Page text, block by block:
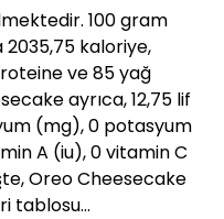
100 gram
kaloriye,
ve 85 yağ
ayrıca, 12,75 lif
(mg), 0 potasyum
A (iu), 0 vitamin C
Oreo Cheesecake
tablosu…